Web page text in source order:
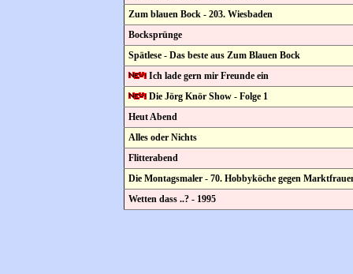
Zum blauen Bock - 203. Wiesbaden
Bocksprünge
Spätlese - Das beste aus Zum Blauen Bock
Ich lade gern mir Freunde ein
Die Jörg Knör Show - Folge 1
Heut Abend
Alles oder Nichts
Flitterabend
Die Montagsmaler - 70. Hobbyköche gegen
Wetten dass ..? - 1995